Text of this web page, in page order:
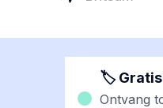
🏷 Gratis
Ontvang